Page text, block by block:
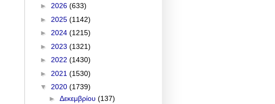
► 2026 (633)
► 2025 (1142)
► 2024 (1215)
► 2023 (1321)
► 2022 (1430)
► 2021 (1530)
▼ 2020 (1739)
► Δεκεμβρίου (137)